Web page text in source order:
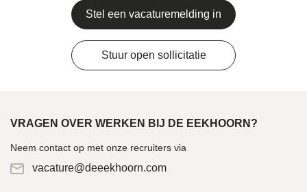
Stel een vacaturemelding in
Stuur open sollicitatie
VRAGEN OVER WERKEN BIJ DE EEKHOORN?
Neem contact op met onze recruiters via
vacature@deeekhoorn.com